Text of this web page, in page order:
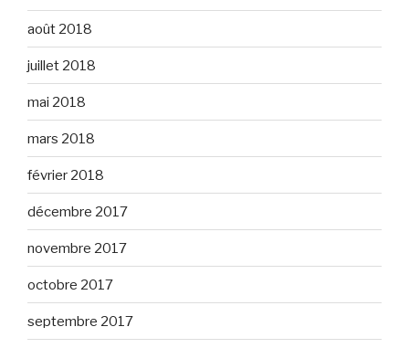
août 2018
juillet 2018
mai 2018
mars 2018
février 2018
décembre 2017
novembre 2017
octobre 2017
septembre 2017